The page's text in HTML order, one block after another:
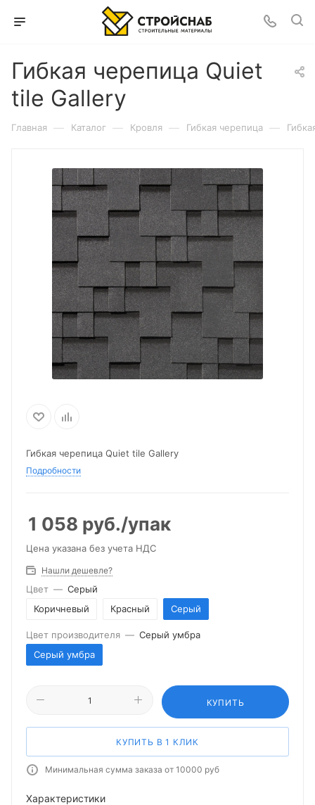
Гибкая черепица Quiet
tile Gallery
Главная — Каталог — Кровля — Гибкая черепица —
Гибкая черепица Quiet tile Gallery
Подробности
1 058 руб./упак
Цена указана без учета НДС
Нашли дешевле?
Цвет — Серый
Коричневый
Красный Серый
Цвет производителя — Серый умбра
Серый умбра
КУПИТЬ
КУПИТЬ В 1 КЛИК
Минимальная сумма заказа от 10000 руб
Характеристики